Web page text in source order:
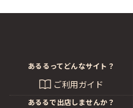
あるるってどんなサイト？
ご利用ガイド
あるるで出店しませんか？